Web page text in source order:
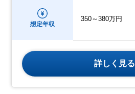
想定年収
350～380万円
詳しく見る